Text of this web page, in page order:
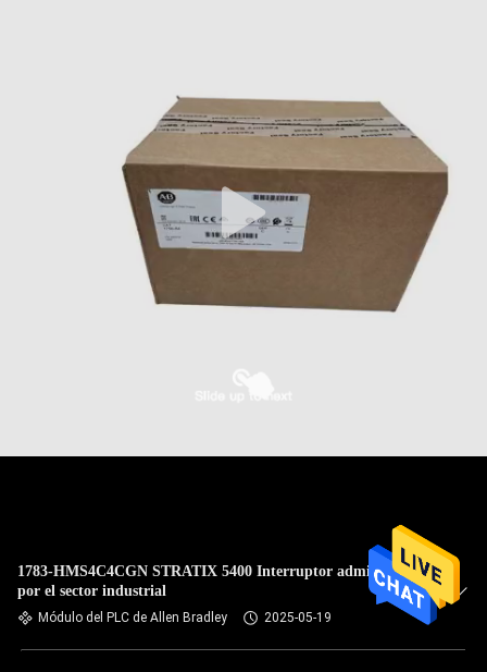
1783-HMS4C4CGN STRATIX 5400 Interruptor administrado
por el sector industrial
Módulo del PLC de Allen Bradley 2025-05-19